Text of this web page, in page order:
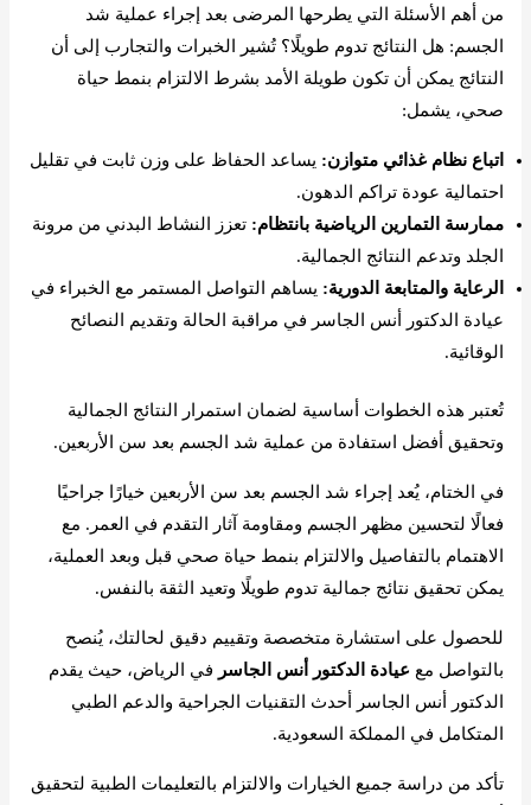
من أهم الأسئلة التي يطرحها المرضى بعد إجراء عملية شد
الجسم: هل النتائج تدوم طويلًا؟ تُشير الخبرات والتجارب إلى أن
النتائج يمكن أن تكون طويلة الأمد بشرط الالتزام بنمط حياة
صحي، يشمل:
اتباع نظام غذائي متوازن: يساعد الحفاظ على وزن ثابت في تقليل
احتمالية عودة تراكم الدهون.
ممارسة التمارين الرياضية بانتظام: تعزز النشاط البدني من مرونة
الجلد وتدعم النتائج الجمالية.
الرعاية والمتابعة الدورية: يساهم التواصل المستمر مع الخبراء في
عيادة الدكتور أنس الجاسر في مراقبة الحالة وتقديم النصائح
الوقائية.
تُعتبر هذه الخطوات أساسية لضمان استمرار النتائج الجمالية
وتحقيق أفضل استفادة من عملية شد الجسم بعد سن الأربعين.
في الختام، يُعد إجراء شد الجسم بعد سن الأربعين خيارًا جراحيًا
فعالًا لتحسين مظهر الجسم ومقاومة آثار التقدم في العمر. مع
الاهتمام بالتفاصيل والالتزام بنمط حياة صحي قبل وبعد العملية،
يمكن تحقيق نتائج جمالية تدوم طويلًا وتعيد الثقة بالنفس.
للحصول على استشارة متخصصة وتقييم دقيق لحالتك، يُنصح
بالتواصل مع عيادة الدكتور أنس الجاسر في الرياض، حيث يقدم
الدكتور أنس الجاسر أحدث التقنيات الجراحية والدعم الطبي
المتكامل في المملكة السعودية.
تأكد من دراسة جميع الخيارات والالتزام بالتعليمات الطبية لتحقيق